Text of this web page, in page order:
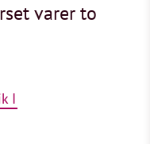
varer to
I